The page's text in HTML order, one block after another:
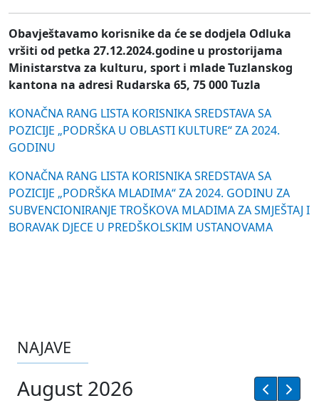
Obavještavamo korisnike da će se dodjela Odluka
vršiti od petka 27.12.2024.godine u prostorijama
Ministarstva za kulturu, sport i mlade Tuzlanskog
kantona na adresi Rudarska 65, 75 000 Tuzla
KONAČNA RANG LISTA KORISNIKA SREDSTAVA SA
POZICIJE „PODRŠKA U OBLASTI KULTURE“ ZA 2024.
GODINU
KONAČNA RANG LISTA KORISNIKA SREDSTAVA SA
POZICIJE „PODRŠKA MLADIMA“ ZA 2024. GODINU ZA
SUBVENCIONIRANJE TROŠKOVA MLADIMA ZA SMJEŠTAJ I
BORAVAK DJECE U PREDŠKOLSKIM USTANOVAMA
NAJAVE
August 2026